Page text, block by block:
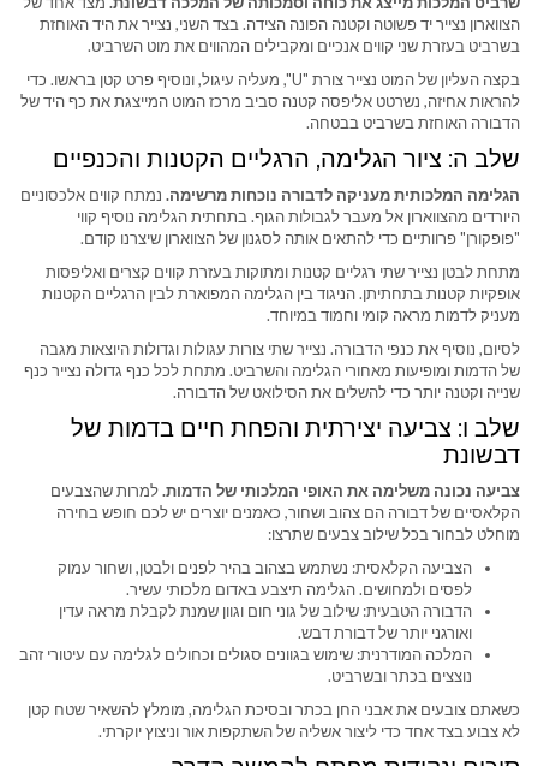
הצווארון נצייר יד פשוטה וקטנה הפונה הצידה. בצד השני, נצייר את היד האוחזת
בשרביט בעזרת שני קווים אנכיים ומקבילים המהווים את מוט השרביט.
בקצה העליון של המוט נצייר צורת "U", מעליה עיגול, ונוסיף פרט קטן בראשו. כדי
להראות אחיזה, נשרטט אליפסה קטנה סביב מרכז המוט המייצגת את כף היד של
הדבורה האוחזת בשרביט בבטחה.
שלב ה: ציור הגלימה, הרגליים הקטנות והכנפיים
הגלימה המלכותית מעניקה לדבורה נוכחות מרשימה. נמתח קווים אלכסוניים
היורדים מהצווארון אל מעבר לגבולות הגוף. בתחתית הגלימה נוסיף קווי
"פופקורן" פרוותיים כדי להתאים אותה לסגנון של הצווארון שיצרנו קודם.
מתחת לבטן נצייר שתי רגליים קטנות ומתוקות בעזרת קווים קצרים ואליפסות
אופקיות קטנות בתחתיתן. הניגוד בין הגלימה המפוארת לבין הרגליים הקטנות
מעניק לדמות מראה קומי וחמוד במיוחד.
לסיום, נוסיף את כנפי הדבורה. נצייר שתי צורות עגולות וגדולות היוצאות מגבה
של הדמות ומופיעות מאחורי הגלימה והשרביט. מתחת לכל כנף גדולה נצייר כנף
שנייה וקטנה יותר כדי להשלים את הסילואט של הדבורה.
שלב ו: צביעה יצירתית והפחת חיים בדמות של
דבשונת
צביעה נכונה משלימה את האופי המלכותי של הדמות.למרות שהצבעים
הקלאסיים של דבורה הם צהוב ושחור, כאמנים יוצרים יש לכם חופש בחירה
מוחלט לבחור בכל שילוב צבעים שתרצו:
הצביעה הקלאסית: נשתמש בצהוב בהיר לפנים ולבטן, ושחור עמוק
לפסים ולמחושים. הגלימה תיצבע באדום מלכותי עשיר.
הדבורה הטבעית: שילוב של גוני חום וגוון שמנת לקבלת מראה עדין
ואורגני יותר של דבורת דבש.
המלכה המודרנית: שימוש בגוונים סגולים וכחולים לגלימה עם עיטורי זהב
נוצצים בכתר ובשרביט.
כשאתם צובעים את אבני החן בכתר ובסיכת הגלימה, מומלץ להשאיר שטח קטן
לא צבוע בצד אחד כדי ליצור אשליה של השתקפות אור וניצוץ יוקרתי.